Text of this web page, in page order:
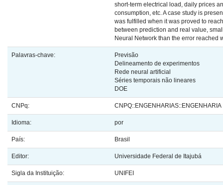
short-term electrical load, daily prices
consumption, etc. A case study is
was fulfilled when it was proved to
between prediction and real value,
Neural Network than the error reached
Palavras-chave:
Previsão
Delineamento de experimentos
Rede neural artificial
Séries temporais não lineares
DOE
CNPq:
Idioma: por
País: Brasil
Editor: Universidade Federal de Itajubá
Sigla da Instituição: UNIFEI